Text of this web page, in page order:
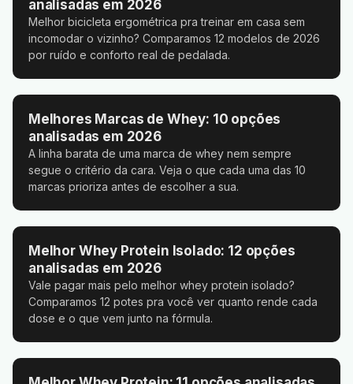
analisadas em 2026
Melhor bicicleta ergométrica pra treinar em casa sem
incomodar o vizinho? Comparamos 12 modelos de 2026
por ruído e conforto real de pedalada.
Melhores Marcas de Whey: 10 opções
analisadas em 2026
A linha barata de uma marca de whey nem sempre
segue o critério da cara. Veja o que cada uma das 10
marcas prioriza antes de escolher a sua.
Melhor Whey Protein Isolado: 12 opções
analisadas em 2026
Vale pagar mais pelo melhor whey protein isolado?
Comparamos 12 potes pra você ver quanto rende cada
dose e o que vem junto na fórmula.